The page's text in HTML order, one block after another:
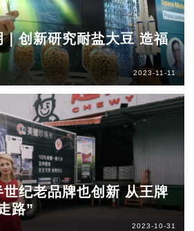
创新研究耐盐大豆 造福
2023-11-11
纪老品牌也创新 从王牌
路”
2023-10-31